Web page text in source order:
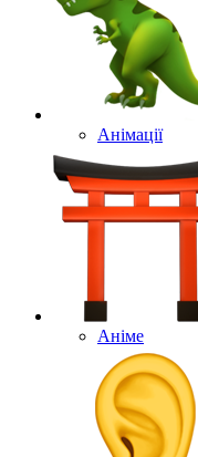
Анімації
Аніме